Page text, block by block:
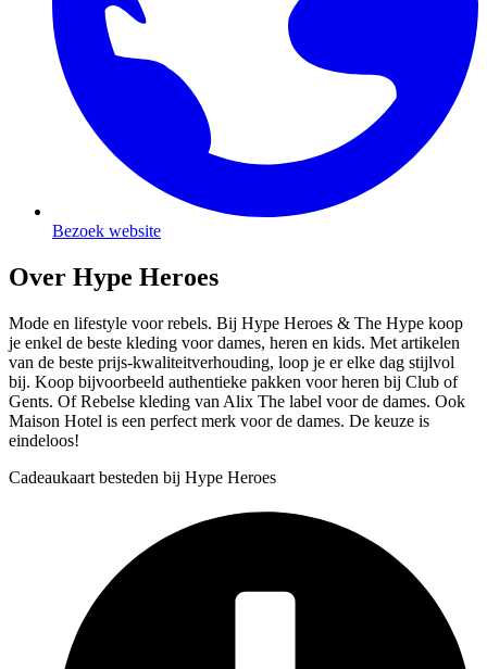
Bezoek website
Over Hype Heroes
Mode en lifestyle voor rebels. Bij Hype Heroes & The Hype koop
je enkel de beste kleding voor dames, heren en kids. Met artikelen
van de beste prijs-kwaliteitverhouding, loop je er elke dag stijlvol
bij. Koop bijvoorbeeld authentieke pakken voor heren bij Club of
Gents. Of Rebelse kleding van Alix The label voor de dames. Ook
Maison Hotel is een perfect merk voor de dames. De keuze is
eindeloos!
Cadeaukaart besteden bij Hype Heroes